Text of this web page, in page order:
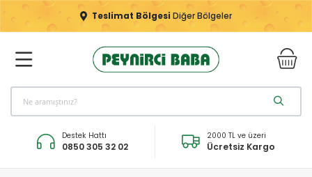
Teslimat Bölgesi Diğer Bölgeler
Destek Hattı
0850 305 32 02
2000 TL ve üzeri
Ücretsiz Kargo